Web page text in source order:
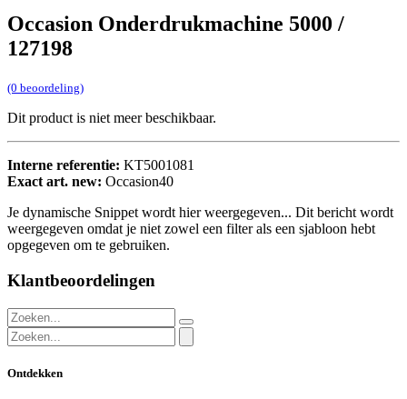
Occasion Onderdrukmachine 5000 /
127198
(0 beoordeling)
Dit product is niet meer beschikbaar.
Interne referentie: KT5001081
Exact art. new: Occasion40
Je dynamische Snippet wordt hier weergegeven... Dit bericht wordt
weergegeven omdat je niet zowel een filter als een sjabloon hebt
opgegeven om te gebruiken.
Klantbeoordelingen
Ontdekken